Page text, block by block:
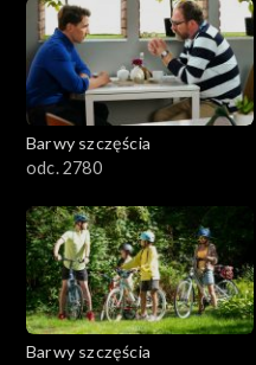
Barwy szczęścia
odc. 2780
Barwy szczęścia